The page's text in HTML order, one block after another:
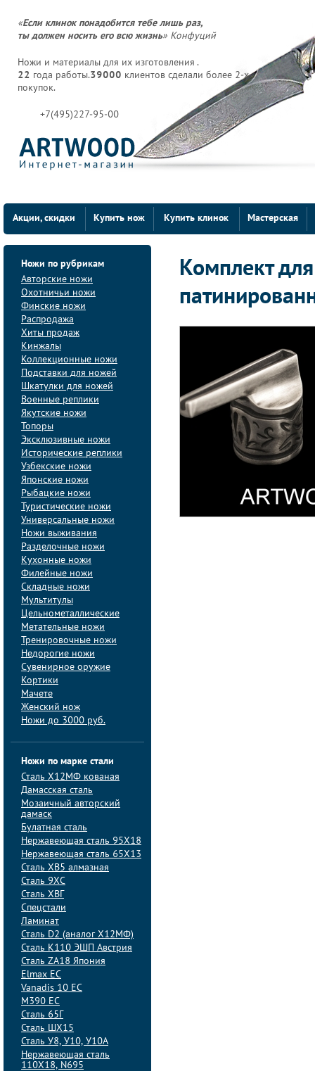
«Если клинок понадобится тебе лишь раз,
ты должен носить его всю жизнь» Конфуций
Ножи и материалы для их изготовления .
22 года работы.39000 клиентов сделали более 2-х
покупок.
+7(495)227-95-00
Акции, скидки Купить нож Купить клинок Мастерская
Ножи по рубрикам
Авторские ножи
Охотничьи ножи
Финские ножи
Распродажа
Хиты продаж
Кинжалы
Коллекционные ножи
Подставки для ножей
Шкатулки для ножей
Военные реплики
Якутские ножи
Топоры
Эксклюзивные ножи
Исторические реплики
Узбекские ножи
Японские ножи
Рыбацкие ножи
Туристические ножи
Универсальные ножи
Ножи выживания
Разделочные ножи
Кухонные ножи
Филейные ножи
Складные ножи
Мультитулы
Цельнометаллические
Метательные ножи
Тренировочные ножи
Недорогие ножи
Сувенирное оружие
Кортики
Мачете
Женский нож
Ножи до 3000 руб.
Ножи по марке стали
Сталь Х12МФ кованая
Дамасская сталь
Мозаичный авторский
дамаск
Булатная сталь
Нержавеющая сталь 95Х18
Нержавеющая сталь 65Х13
Сталь ХВ5 алмазная
Сталь 9ХС
Сталь ХВГ
Спецстали
Ламинат
Сталь D2 (аналог Х12МФ)
Сталь K110 ЭШП Австрия
Сталь ZA18 Япония
Elmax ЕС
Vanadis 10 ЕС
M390 ЕС
Сталь 65Г
Сталь ШХ15
Сталь У8, У10, У10А
Нержавеющая сталь
110Х18, N695
Комплект